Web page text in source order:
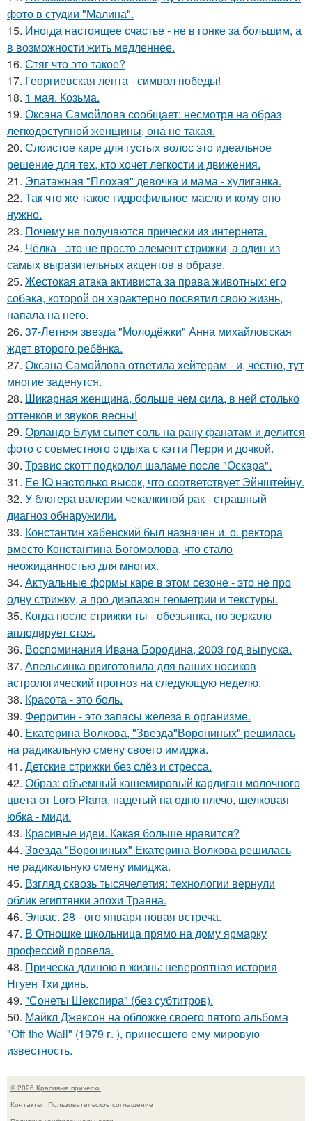
фото в студии "Малина".
15. Иногда настоящее счастье - не в гонке за большим, а
в возможности жить медленнее.
16. Стяг что это такое?
17. Георгиевская лента - символ победы!
18. 1 мая. Козьма.
19. Оксана Самойлова сообщает: несмотря на образ
легкодоступной женщины, она не такая.
20. Слоистое каре для густых волос это идеальное
решение для тех, кто хочет легкости и движения.
21. Эпатажная "Плохая" девочка и мама - хулиганка.
22. Так что же такое гидрофильное масло и кому оно
нужно.
23. Почему не получаются прически из интернета.
24. Чёлка - это не просто элемент стрижки, а один из
самых выразительных акцентов в образе.
25. Жестокая атака активиста за права животных: его
собака, которой он характерно посвятил свою жизнь,
напала на него.
26. 37-Летняя звезда "Молодёжки" Анна михайловская
ждет второго ребёнка.
27. Оксана Самойлова ответила хейтерам - и, честно, тут
многие заденутся.
28. Шикарная женщина, больше чем сила, в ней столько
оттенков и звуков весны!
29. Орландо Блум сыпет соль на рану фанатам и делится
фото с совместного отдыха с кэтти Перри и дочкой.
30. Трэвис скотт подколол шаламе после "Оскара".
31. Ее IQ наcтолько выcок, что соответcтвует Эйнштейну.
32. У блогера валерии чекалкиной рак - страшный
диагноз обнаружили.
33. Константин хабенский был назначен и. о. ректора
вместо Константина Богомолова, что стало
неожиданностью для многих.
34. Актуальные формы каре в этом сезоне - это не про
одну стрижку, а про диапазон геометрии и текстуры.
35. Когда после стрижки ты - обезьянка, но зеркало
аплодирует стоя.
36. Воспоминания Ивана Бородина, 2003 год выпуска.
37. Апельсинка приготовила для ваших носиков
астрологический прогноз на следующую неделю:
38. Красота - это боль.
39. Ферритин - это запасы железа в организме.
40. Екатерина Волкова, "Звезда"Ворониных" решилась
на радикальную смену своего имиджа.
41. Детские стрижки без слёз и стресса.
42. Образ: объемный кашемировый кардиган молочного
цвета от Loro Piana, надетый на одно плечо, шелковая
юбка - миди.
43. Красивые идеи. Какая больше нравится?
44. Звезда "Ворониных" Екатерина Волкова решилась
не радикальную смену имиджа.
45. Взгляд сквозь тысячелетия: технологии вернули
облик египтянки эпохи Траяна.
46. Элвас. 28 - ого января новая встреча.
47. В Отношке школьница прямо на дому ярмарку
профессий провела.
48. Прическа длиною в жизнь: невероятная история
Нгуен Тхи динь.
49. "Сонеты Шекспира" (без субтитров).
50. Майкл Джексон на обложке своего пятого альбома
"Off the Wall" (1979 г. ), принесшего ему мировую
известность.
© 2026 Красивые прически
Контакты
Пользовательское соглашение